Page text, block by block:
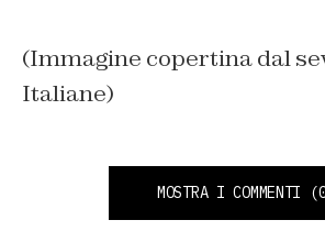
(Immagine copertina dal
Italiane)
MOSTRA I COMMENTI